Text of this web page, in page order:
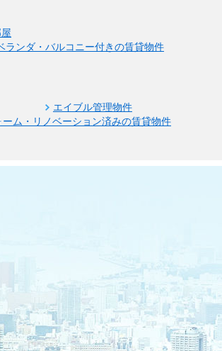
ランダ・バルコニー付きの賃貸物件
エイブル管理物件
ーム・リノベーション済みの賃貸物件